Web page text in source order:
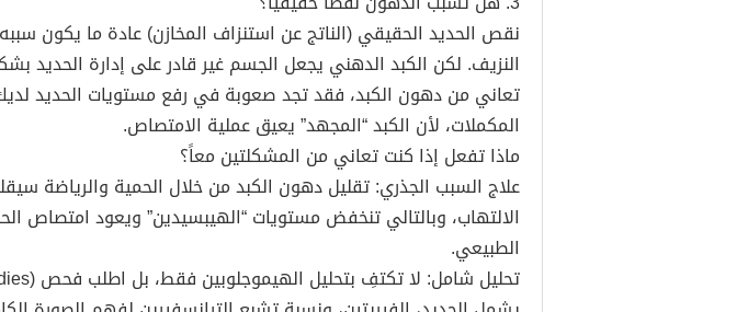
نقص الحديد الحقيقي (الناتج عن استنزاف المخازن) عادة ما يكون
النزيف. لكن الكبد الدهني يجعل الجسم غير قادر على إدارة الحديد
تعاني من دهون الكبد، فقد تجد صعوبة في رفع مستويات الحديد
المكملات، لأن الكبد “المجهد” يعيق عملية الامتصاص.
ماذا تفعل إذا كنت تعاني من المشكلتين معاً؟
علاج السبب الجذري: تقليل دهون الكبد من خلال الحمية والرياضة
الالتهاب، وبالتالي تنخفض مستويات “الهيبسيدين” ويعود امتصاص
الطبيعي.